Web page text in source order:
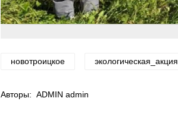
новотроицкое экологическая_акция
Авторы: ADMIN admin